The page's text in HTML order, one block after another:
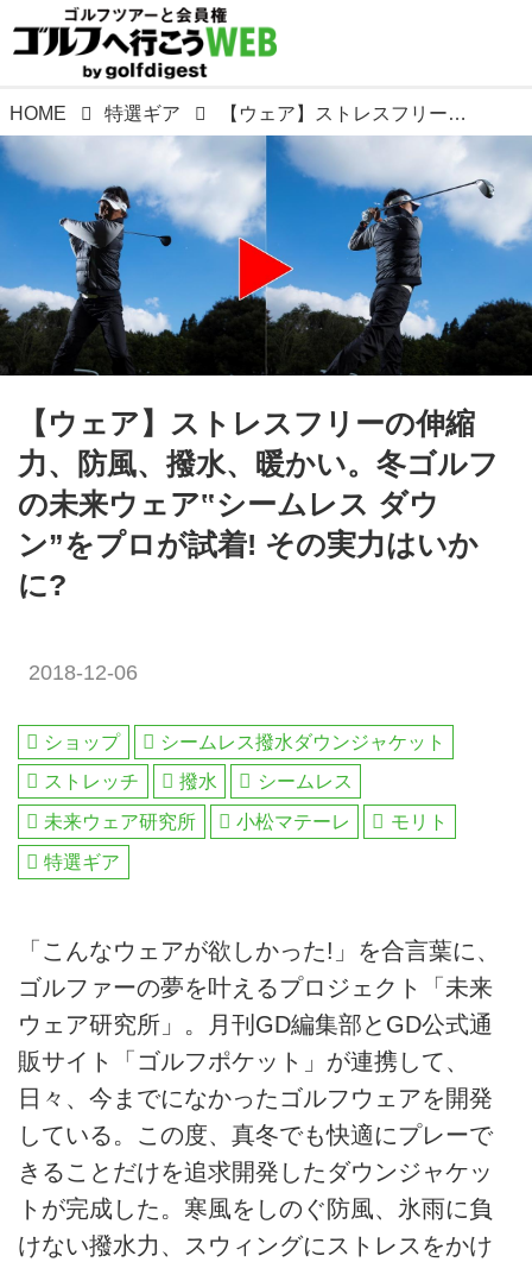
HOME 特選ギア 【ウェア】ストレスフリーの伸縮力、防風、撥水、暖かい。冬ゴルフの未来ウェア‟シームレス ダウン”をプロが試着! その実力はいかに?
【ウェア】ストレスフリーの伸縮
力、防風、撥水、暖かい。冬ゴルフ
の未来ウェア‟シームレス ダウ
ン”をプロが試着! その実力はいか
に?
2018-12-06
ショップ
シームレス撥水ダウンジャケット
ストレッチ
撥水
シームレス
未来ウェア研究所
小松マテーレ
モリト
特選ギア
「こんなウェアが欲しかった!」を合言葉に、
ゴルファーの夢を叶えるプロジェクト「未来
ウェア研究所」。月刊GD編集部とGD公式通
販サイト「ゴルフポケット」が連携して、
日々、今までになかったゴルフウェアを開発
している。この度、真冬でも快適にプレーで
きることだけを追求開発したダウンジャケッ
トが完成した。寒風をしのぐ防風、氷雨に負
けない撥水力、スウィングにストレスをかけ